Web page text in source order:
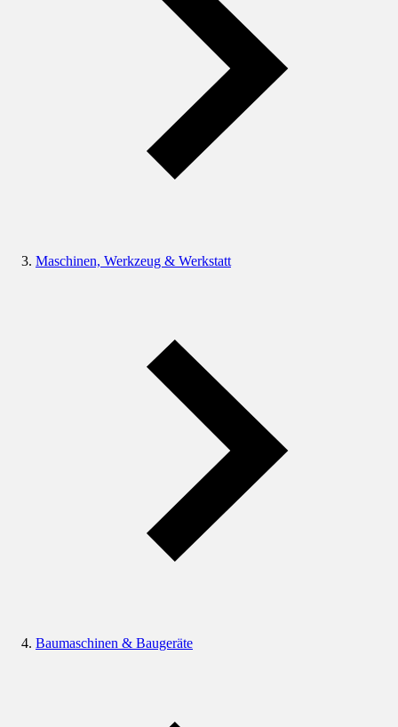
Maschinen, Werkzeug & Werkstatt
Baumaschinen & Baugeräte